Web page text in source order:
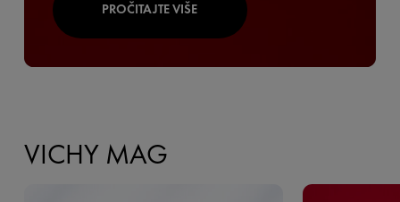
PROČITAJTE VIŠE
VICHY MAG